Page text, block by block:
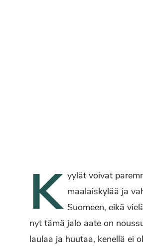
K yylät voivat
maalaiskylää ja
Suomeen, eikä
nyt tämä jalo aate on
laulaa ja huutaa, kenellä ei